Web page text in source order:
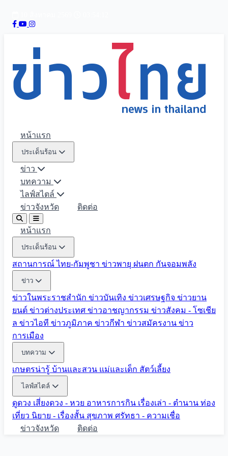
หน้าแรก
ประเด็นร้อน
ข่าว
บทความ
ไลฟ์สไตล์
ข่าวจังหวัด
ติดต่อ
หน้าแรก
ประเด็นร้อน
สถานการณ์ ไทย-กัมพูชา ข่าวพายุ ฝนตก กันจอมพลัง
ข่าว
ข่าวในพระราชสำนัก ข่าวบันเทิง ข่าวเศรษฐกิจ ข่าวยาน
ยนต์ ข่าวต่างประเทศ ข่าวอาชญากรรม ข่าวสังคม - โซเชีย
ล ข่าวไอที ข่าวภูมิภาค ข่าวกีฬา ข่าวสมัครงาน ข่าว
การเมือง
บทความ
เกษตรน่ารู้ บ้านและสวน แม่และเด็ก สัตว์เลี้ยง
ไลฟ์สไตล์
ดูดวง เสี่ยงดวง - หวย อาหารการกิน เรื่องเล่า - ตำนาน ท่อง
เที่ยว นิยาย - เรื่องสั้น สุขภาพ ศรัทธา - ความเชื่อ
ข่าวจังหวัด
ติดต่อ